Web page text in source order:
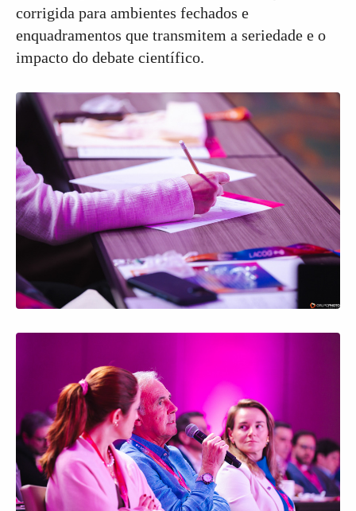
corrigida para ambientes fechados e
enquadramentos que transmitem a seriedade e o
impacto do debate científico.